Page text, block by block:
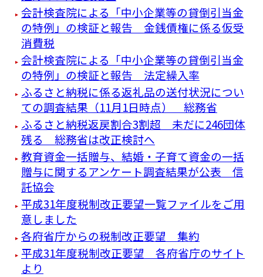
会計検査院による「中小企業等の貸倒引当金
の特例」の検証と報告 金銭債権に係る仮受
消費税
会計検査院による「中小企業等の貸倒引当金
の特例」の検証と報告 法定繰入率
ふるさと納税に係る返礼品の送付状況につい
ての調査結果（11月1日時点） 総務省
ふるさと納税返戻割合3割超 未だに246団体
残る 総務省は改正検討へ
教育資金一括贈与、結婚・子育て資金の一括
贈与に関するアンケート調査結果が公表 信
託協会
平成31年度税制改正要望一覧ファイルをご用
意しました
各府省庁からの税制改正要望 集約
平成31年度税制改正要望 各府省庁のサイト
より